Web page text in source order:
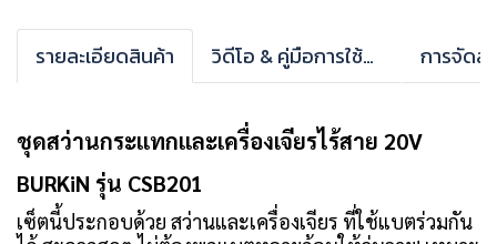
รายละเอียดสินค้า วิดีโอ & คู่มือการใช้งาน การจัดส่
ชุดสว่านกระแทกและเครื่องเจียรไร้สาย 20V
BURKiN รุ่น CSB201
เซ็ตนี้ประกอบด้วย สว่านและเครื่องเจียร ที่ใช้แบตร่วมกัน